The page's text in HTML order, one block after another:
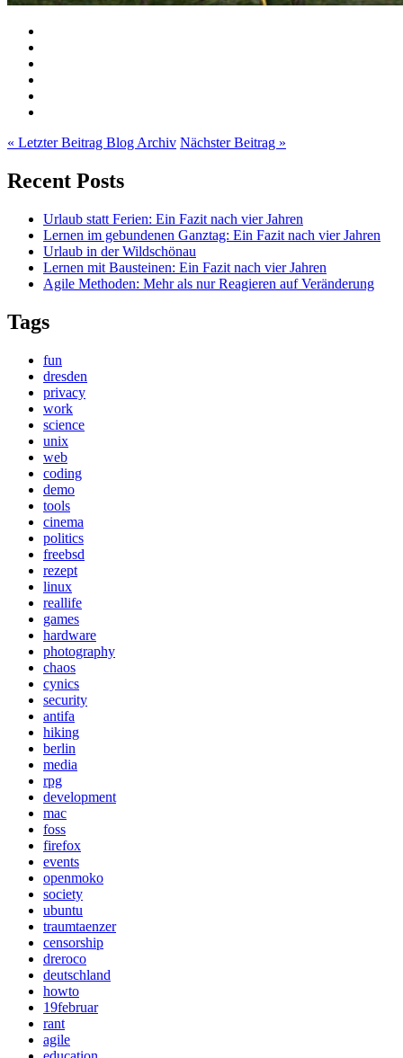
« Letzter Beitrag Blog Archiv Nächster Beitrag »
Recent Posts
Urlaub statt Ferien: Ein Fazit nach vier Jahren
Lernen im gebundenen Ganztag: Ein Fazit nach vier Jahren
Urlaub in der Wildschönau
Lernen mit Bausteinen: Ein Fazit nach vier Jahren
Agile Methoden: Mehr als nur Reagieren auf Veränderung
Tags
fun
dresden
privacy
work
science
unix
web
coding
demo
tools
cinema
politics
freebsd
rezept
linux
reallife
games
hardware
photography
chaos
cynics
security
antifa
hiking
berlin
media
rpg
development
mac
foss
firefox
events
openmoko
society
ubuntu
traumtaenzer
censorship
dreroco
deutschland
howto
19februar
rant
agile